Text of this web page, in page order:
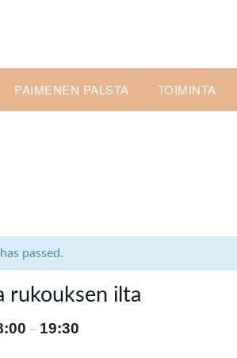
PAIMENEN PALSTA TOIMINTA
passed.
rukouksen ilta
– 19:30